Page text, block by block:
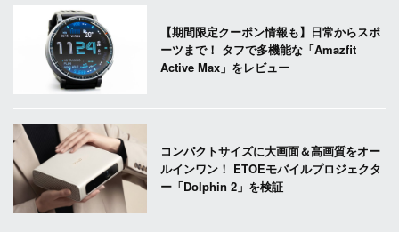
【期間限定クーポン情報も】日常からスポ
ーツまで！ タフで多機能な「Amazfit
Active Max」をレビュー
コンパクトサイズに大画面＆高画質をオー
ルインワン！ ETOEモバイルプロジェクタ
ー「Dolphin 2」を検証